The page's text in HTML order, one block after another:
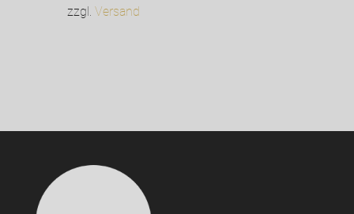
zzgl. Versand